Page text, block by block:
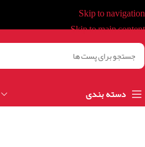
Skip to navigation
Skip to main content
دسته بندی